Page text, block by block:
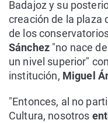
Badajoz y su
creación de la plaza
de los
Sánchez"no nace
un nivel superior"
institución, Miguel
"Entonces, al no
Cultura, nosotros